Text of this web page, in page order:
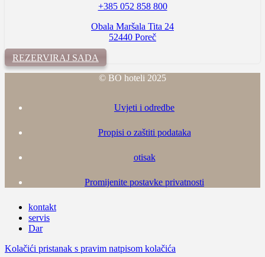
+385 052 858 800
Obala Maršala Tita 24
52440 Poreč
REZERVIRAJ SADA
© BO hoteli 2025
Uvjeti i odredbe
Propisi o zaštiti podataka
otisak
Promijenite postavke privatnosti
kontakt
servis
Dar
Kolačići pristanak s pravim natpisom kolačića